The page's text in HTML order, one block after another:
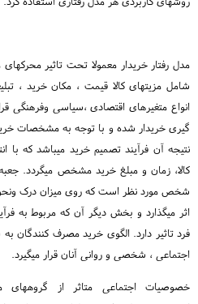
مدل رفتار خریدار معمولا تحت تاثیر محرکهای
شامل مزیتهای کالا قیمت ، مکان خرید ،
انواع متغیرهای اقتصادی ،سیاسی وفرهنگی
گیری خریدار شده و با توجه به مشخصات
نتیجه آن فرآیند تصمیم خرید میباشد که با
کالا، زمان و مبلغ خرید مشخص میگردد.
شخص مورد نظر است که روی میزان درک
اثر میگذارد و بخش دیگر آن که مربوط به
فرد تاثیر دارد. الگوی خرید مصرف
اجتماعی ، شخصی و روانی آنان قرار میگیرد.
خصوصیات اجتماعی متاثر از گروههای